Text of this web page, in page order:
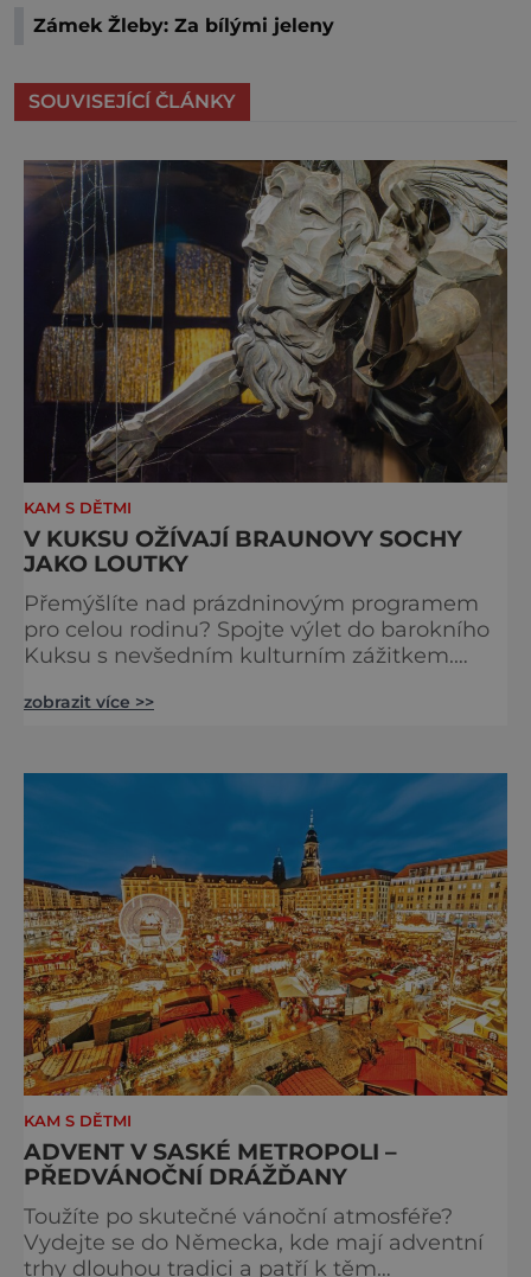
Zámek Žleby: Za bílými jeleny
SOUVISEJÍCÍ ČLÁNKY
KAM S DĚTMI
V KUKSU OŽÍVAJÍ BRAUNOVY SOCHY
JAKO LOUTKY
Přemýšlíte nad prázdninovým programem
pro celou rodinu? Spojte výlet do barokního
Kuksu s nevšedním kulturním zážitkem.
Comoedien-Hausu zve na stálou expozici
Matyáše Bernarda Brauna nejen z Kuksu.
Výstava Braunova socha loutkou představuje
padesát autorských loutek řezbáře a scénog
zobrazit více >>
KAM S DĚTMI
ADVENT V SASKÉ METROPOLI –
PŘEDVÁNOČNÍ DRÁŽĎANY
Toužíte po skutečné vánoční atmosféře?
Vydejte se do Německa, kde mají adventní
trhy dlouhou tradici a patří k těm